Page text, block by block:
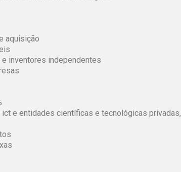
aquisição
inventores independentes
e entidades científicas e tecnológicas privadas,